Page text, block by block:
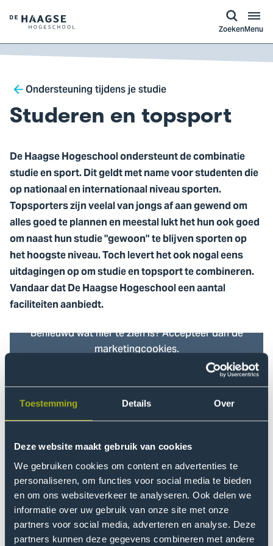
Toestemming Details Over
Deze website maakt gebruik van cookies
We gebruiken cookies om content en advertenties te
personaliseren, om functies voor social media te bieden
en om ons websiteverkeer te analyseren. Ook delen we
informatie over uw gebruik van onze site met onze
partners voor social media, adverteren en analyse. Deze
partners kunnen deze gegevens combineren met andere
Logo
van
De
Hogeschool,
ga
naar
homepagina
ZoekenMenu
Breadcrumb
Ondersteuning tijdens je studie
Studeren en topsport
De Haagse Hogeschool ondersteunt de combinatie
studie en sport. Dit geldt met name voor studenten die
op nationaal en internationaal niveau sporten.
Topsporters zijn veelal van jongs af aan gewend om
alles goed te plannen en meestal lukt het hun ook goed
om naast hun studie "gewoon" te blijven sporten op
het hoogste niveau. Toch levert het ook nogal eens
uitdagingen op om studie en topsport te combineren.
Vandaar dat De Haagse Hogeschool een aantal
faciliteiten aanbiedt.
Benieuwd wat hier te zien is? Accepteer dan de
marketingcookies.
Het NOC*NSF omschrijft een topsporter als iemand die
internationaal op het hoogste niveau meedoet aan
wedstrijden (dus op EK’s, WK’s, Olympische en
NOC*NSF een status toegekend, zoals: A - of B –status
of de status van "High Potential". Sporters met een A -
of B-status status zijn sporters die bij de eerste 8 of 16
bij een WK of Olympische Spelen zijn geëindigd. In
principe gaat het hier om individuele sporters, maar je
kunt ook als teamsporter een dergelijke status krijgen.